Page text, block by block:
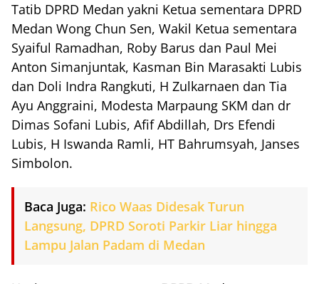
Tatib DPRD Medan yakni Ketua sementara DPRD
Medan Wong Chun Sen, Wakil Ketua sementara
Syaiful Ramadhan, Roby Barus dan Paul Mei
Anton Simanjuntak, Kasman Bin Marasakti Lubis
dan Doli Indra Rangkuti, H Zulkarnaen dan Tia
Ayu Anggraini, Modesta Marpaung SKM dan dr
Dimas Sofani Lubis, Afif Abdillah, Drs Efendi
Lubis, H Iswanda Ramli, HT Bahrumsyah, Janses
Simbolon.
Baca Juga: Rico Waas Didesak Turun
Langsung, DPRD Soroti Parkir Liar hingga
Lampu Jalan Padam di Medan